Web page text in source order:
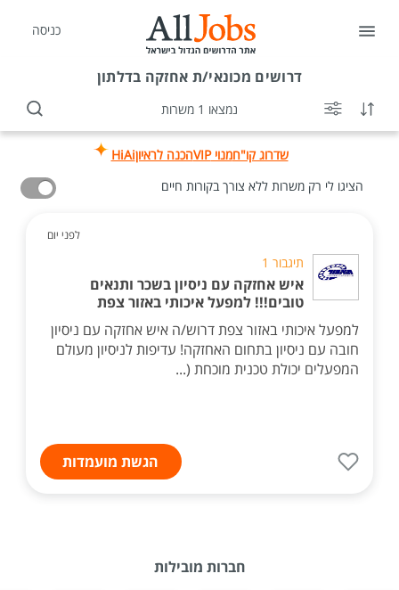
כניסה
דרושים מכונאי/ת אחזקה בדלתון
נמצאו 1 משרות
שדרוג קו"חמנוי VIP הכנה לראיוןHiAi
הציגו לי רק משרות ללא צורך בקורות חיים
לפני יום
תיגבור 1
איש אחזקה עם ניסיון בשכר ותנאים
טובים!!! למפעל איכותי באזור צפת
למפעל איכותי באזור צפת דרוש/ה איש אחזקה עם ניסיון
חובה עם ניסיון בתחום האחזקה! עדיפות לניסיון מעולם
המפעלים יכולת טכנית מוכחת (...
הגשת מועמדות
חברות מובילות